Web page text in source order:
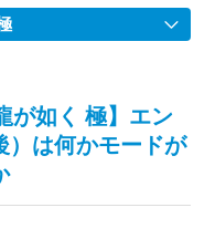
説明書（マニュアル）
が如く 極】エン
）は何かモードが